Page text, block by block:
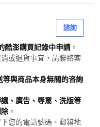
諮詢
酷澎購買記錄中申請 。
或退貨事宜，請聯絡客
與商品本身無關的咨詢
、廣告、辱罵、洗版等
。
您的電話號碼、郵箱地